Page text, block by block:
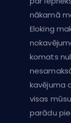
nākamā
Eloking
komats
kavējuma
visas
parādu